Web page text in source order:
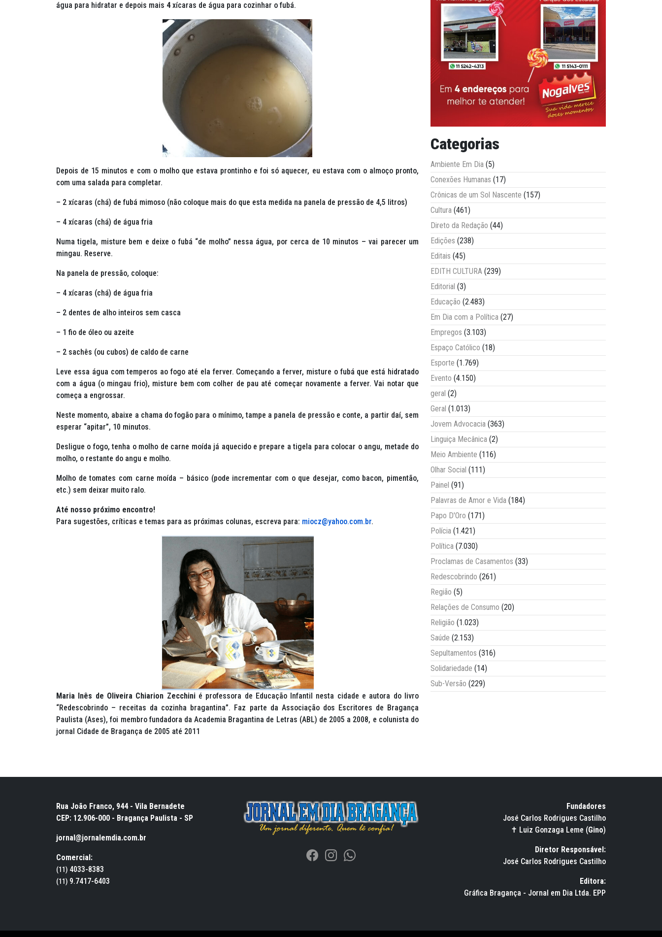
água para hidratar e depois mais 4xícaras de água para cozinhar o fubá.
Depois de 15 minutos e com o molho que estava prontinho e foi só aquecer, eu estava com o almoço pronto,
com uma salada para completar.
– 2 xícaras (chá) de fubá mimoso (não coloque mais do que esta medida na panela de pressão de 4,5 litros)
– 4 xícaras (chá) de água fria
Numa tigela, misture bem e deixe o fubá “de molho” nessa água, por cerca de 10 minutos – vai parecer um
mingau. Reserve.
Na panela de pressão, coloque:
– 4 xícaras (chá) de água fria
– 2 dentes de alho inteiros sem casca
– 1 fio de óleo ou azeite
– 2 sachês (ou cubos) de caldo de carne
Leve essa água com temperos ao fogo até ela ferver. Começando a ferver, misture o fubá que está hidratado
com a água (o mingau frio), misture bem com colher de pau até começar novamente a ferver. Vai notar que
começa a engrossar.
Neste momento, abaixe a chama do fogão para o mínimo, tampe a panela de pressão e conte, a partir daí, sem
esperar “apitar”, 10 minutos.
Desligue o fogo, tenha o molho de carne moída já aquecido e prepare a tigela para colocar o angu, metade do
molho, o restante do angu e molho.
Molho de tomates com carne moída – básico (pode incrementar com o que desejar, como bacon, pimentão,
etc.) sem deixar muito ralo.
Até nosso próximo encontro!
Para sugestões, críticas e temas para as próximas colunas, escreva para: miocz@yahoo.com.br.
Maria Inês de Oliveira Chiarion Zecchinié professora de Educação Infantil nesta cidade e autora do livro
“Redescobrindo – receitas da cozinha bragantina”. Faz parte da Associação dos Escritores de Bragança
Paulista (Ases), foi membro fundadora da Academia Bragantina de Letras (ABL) de 2005 a 2008, e colunista do
jornal Cidade de Bragança de 2005 até 2011
Categorias
Ambiente Em Dia (5)
Conexões Humanas (17)
Crônicas de um Sol Nascente (157)
Cultura (461)
Direto da Redação (44)
Edições (238)
Editais (45)
EDITH CULTURA (239)
Editorial (3)
Educação (2.483)
Em Dia com a Política (27)
Empregos (3.103)
Espaço Católico (18)
Esporte (1.769)
Evento (4.150)
geral (2)
Geral (1.013)
Jovem Advocacia (363)
Linguiça Mecânica (2)
Meio Ambiente (116)
Olhar Social (111)
Painel (91)
Palavras de Amor e Vida (184)
Papo D'Oro (171)
Polícia (1.421)
Política (7.030)
Proclamas de Casamentos (33)
Redescobrindo (261)
Região (5)
Relações de Consumo (20)
Religião (1.023)
Saúde (2.153)
Sepultamentos (316)
Solidariedade (14)
Sub-Versão (229)
Rua João Franco, 944 - Vila Bernadete
CEP: 12.906-000 - Bragança Paulista - SP
jornal@jornalemdia.com.br
Comercial:
(11) 4033-8383
(11) 9.7417-6403
Fundadores
José Carlos Rodrigues Castilho
✝ Luiz Gonzaga Leme (Gino)
Diretor Responsável:
José Carlos Rodrigues Castilho
Editora:
Gráfica Bragança - Jornal em Dia Ltda. EPP